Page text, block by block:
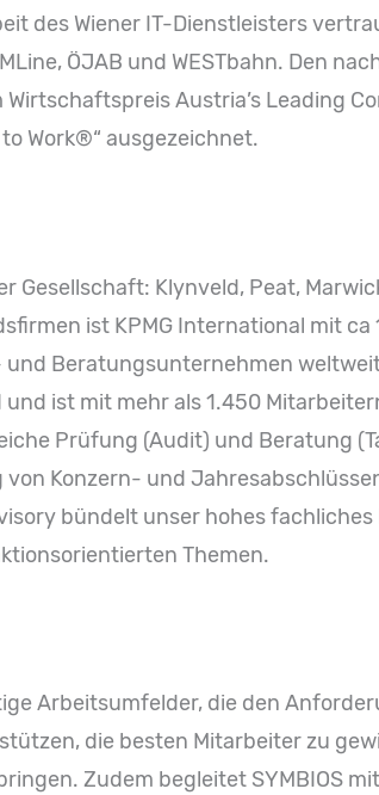
des Wiener IT-Dienstleisters
ÖJAB und WESTbahn. Den
Austria’s Leading
to Work®“ ausgezeichnet.
Gesellschaft: Klynveld, Peat,
ist KPMG International mit ca
Beratungsunternehmen
ist mit mehr als 1.450
Prüfung (Audit) und Beratung
Konzern- und
bündelt unser hohes
Themen.
Arbeitsumfelder, die den
die besten Mitarbeiter zu
Zudem begleitet SYMBIOS